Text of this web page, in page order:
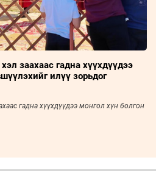
заахаас гадна хүүхдүүдээ
илүү зорьдог
гадна хүүхдүүдээ монгол хүн болгон